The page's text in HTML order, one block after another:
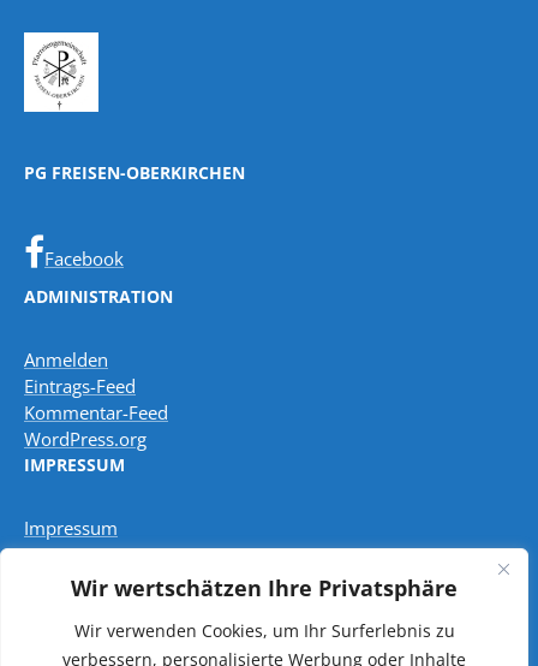
Wir wertschätzen Ihre Privatsphäre
Wir verwenden Cookies, um Ihr Surferlebnis zu
verbessern, personalisierte Werbung oder Inhalte
PG FREISEN-OBERKIRCHEN
Facebook
ADMINISTRATION
Anmelden
Eintrags-Feed
Kommentar-Feed
WordPress.org
IMPRESSUM
Impressum
Datenschutzbestimmungen